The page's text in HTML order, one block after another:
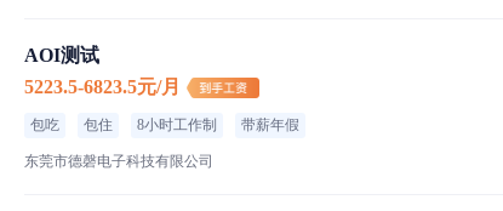
AOI测试
5223.5-6823.5元/月
包吃 包住 8小时工作制 带薪年假
东莞市德磬电子科技有限公司